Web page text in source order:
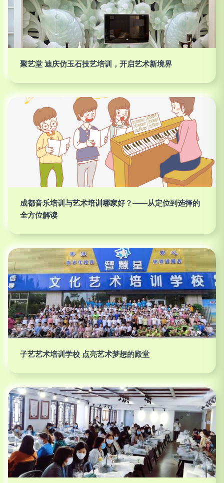
聚艺堂 迪庆仿玉石技艺培训，开启艺术新境界
成都音乐培训与艺术培训哪家好？——从定位到选择的
全方位解读
子艺艺术培训学校 点亮艺术梦想的殿堂